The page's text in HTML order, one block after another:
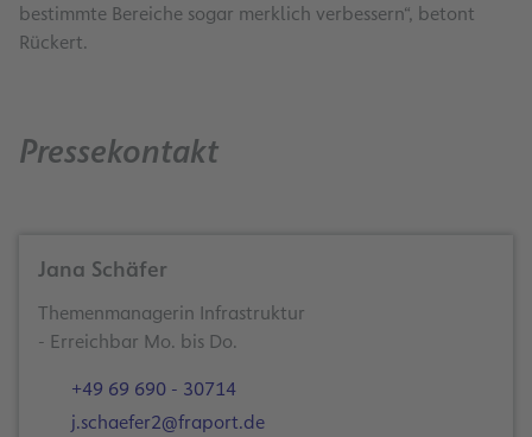
bestimmte Bereiche sogar merklich verbessern“, betont
Rückert.
Pressekontakt
Jana Schäfer
Themenmanagerin Infrastruktur
- Erreichbar Mo. bis Do.
+49 69 690 - 30714
j.schaefer2@fraport.de